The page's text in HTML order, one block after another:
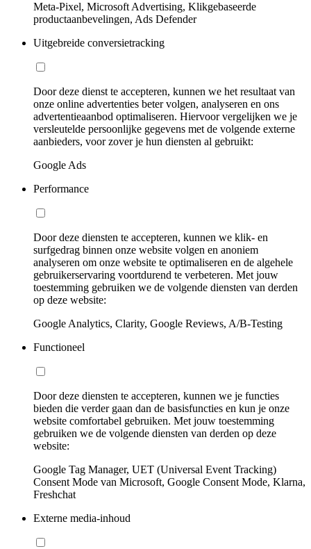
Meta-Pixel, Microsoft Advertising, Klikgebaseerde
productaanbevelingen, Ads Defender
Uitgebreide conversietracking
Door deze dienst te accepteren, kunnen we het resultaat van
onze online advertenties beter volgen, analyseren en ons
advertentieaanbod optimaliseren. Hiervoor vergelijken we je
versleutelde persoonlijke gegevens met de volgende externe
aanbieders, voor zover je hun diensten al gebruikt:
Google Ads
Performance
Door deze diensten te accepteren, kunnen we klik- en
surfgedrag binnen onze website volgen en anoniem
analyseren om onze website te optimaliseren en de algehele
gebruikerservaring voortdurend te verbeteren. Met jouw
toestemming gebruiken we de volgende diensten van derden
op deze website:
Google Analytics, Clarity, Google Reviews, A/B-Testing
Functioneel
Door deze diensten te accepteren, kunnen we je functies
bieden die verder gaan dan de basisfuncties en kun je onze
website comfortabel gebruiken. Met jouw toestemming
gebruiken we de volgende diensten van derden op deze
website:
Google Tag Manager, UET (Universal Event Tracking)
Consent Mode van Microsoft, Google Consent Mode, Klarna,
Freshchat
Externe media-inhoud